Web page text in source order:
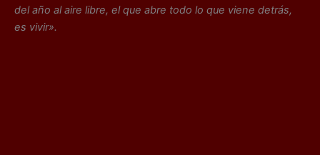
del año al aire libre, el que abre todo lo que viene detrás,
es vivir».